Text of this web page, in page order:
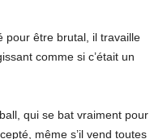
pour être brutal, il travaille
comme si c’était un
qui se bat vraiment pour
même s’il vend toutes